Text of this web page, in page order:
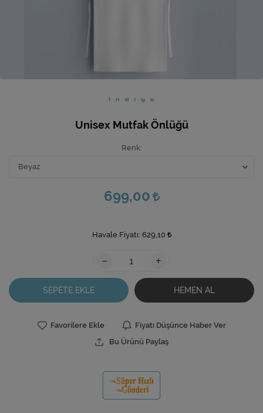
Unisex Mutfak Önlüğü
Renk
699,00
Havale Fiyatı: 629,10
- +
SEPETE EKLE HEMEN AL
Favorilere Ekle
Fiyatı Düşünce Haber Ver
Bu Ürünü Paylaş